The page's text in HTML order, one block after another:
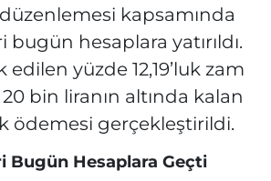
kapsamında
hesaplara yatırıldı.
edilen yüzde 12,19’luk zam
20 bin liranın altında kalan
ödemesi gerçekleştirildi.
Bugün Hesaplara Geçti